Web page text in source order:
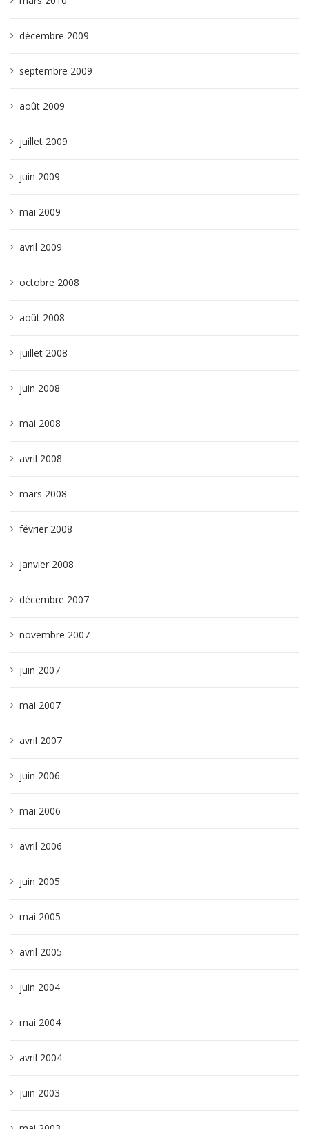
décembre 2009
septembre 2009
août 2009
juillet 2009
juin 2009
mai 2009
avril 2009
octobre 2008
août 2008
juillet 2008
juin 2008
mai 2008
avril 2008
mars 2008
février 2008
janvier 2008
décembre 2007
novembre 2007
juin 2007
mai 2007
avril 2007
juin 2006
mai 2006
avril 2006
juin 2005
mai 2005
avril 2005
juin 2004
mai 2004
avril 2004
juin 2003